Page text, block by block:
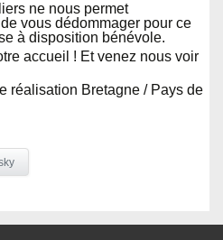
ne nous permet
vous dédommager pour ce
à disposition bénévole.
accueil ! Et venez nous voir
réalisation Bretagne / Pays de